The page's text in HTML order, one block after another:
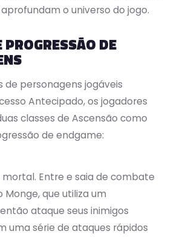
o universo do jogo.
DE
de personagens jogáveis
Antecipado, os jogadores
classes de Ascensão como
de endgame:
mortal. Entre e saia de combate
Monge, que utiliza um
ataque seus inimigos
uma série de ataques rápidos